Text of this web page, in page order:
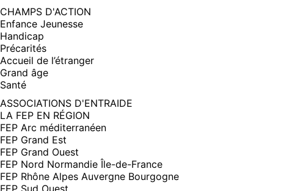
CHAMPS D'ACTION
Enfance Jeunesse
Handicap
Précarités
Accueil de l’étranger
Grand âge
Santé
ASSOCIATIONS D'ENTRAIDE
LA FEP EN RÉGION
FEP Arc méditerranéen
FEP Grand Est
FEP Grand Ouest
FEP Nord Normandie Île-de-France
FEP Rhône Alpes Auvergne Bourgogne
FEP Sud Ouest